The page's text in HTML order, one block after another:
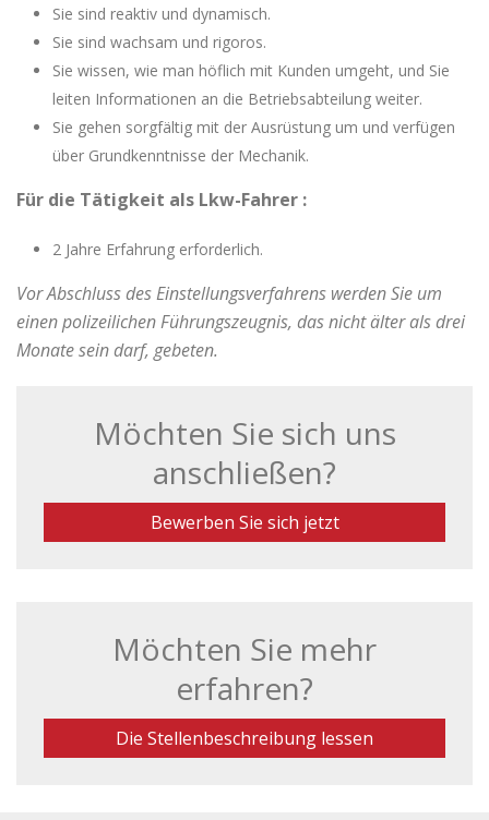
Sie sind reaktiv und dynamisch.
Sie sind wachsam und rigoros.
Sie wissen, wie man höflich mit Kunden umgeht, und Sie
leiten Informationen an die Betriebsabteilung weiter.
Sie gehen sorgfältig mit der Ausrüstung um und verfügen
über Grundkenntnisse der Mechanik.
Für die Tätigkeit als Lkw-Fahrer :
2 Jahre Erfahrung erforderlich.
Vor Abschluss des Einstellungsverfahrens werden Sie um
einen polizeilichen Führungszeugnis, das nicht älter als drei
Monate sein darf, gebeten.
Möchten Sie sich uns
anschließen?
Bewerben Sie sich jetzt
Möchten Sie mehr
erfahren?
Die Stellenbeschreibung lessen